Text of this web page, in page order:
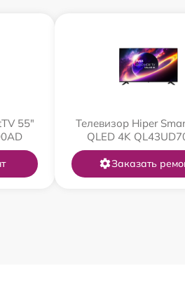
55"
Телевизор Hiper
QLED 4K
Заказать